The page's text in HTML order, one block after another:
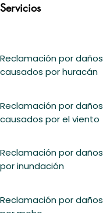
Servicios
Reclamación por daños
causados por huracán
Reclamación por daños
causados por el viento
Reclamación por daños
por inundación
Reclamación por daños